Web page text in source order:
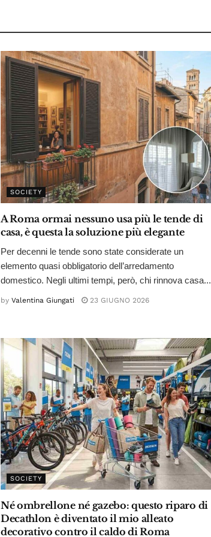
SOCIETY
A Roma ormai nessuno usa più le tende di
casa, è questa la soluzione più elegante
Per decenni le tende sono state considerate un
elemento quasi obbligatorio dell’arredamento
domestico. Negli ultimi tempi, però, chi rinnova casa...
by Valentina Giungati 23 GIUGNO 2026
SOCIETY
Né ombrellone né gazebo: questo riparo di
Decathlon è diventato il mio alleato
decorativo contro il caldo di Roma